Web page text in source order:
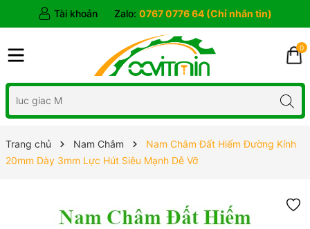
Tài khoản Zalo: 0767 0776 64 (Chỉ nhắn tin)
0
Trang chủ Nam Châm
Nam Châm Đất Hiếm Đường Kính
20mm Dày 3mm Lực Hút Siêu Mạnh Dễ Vỡ